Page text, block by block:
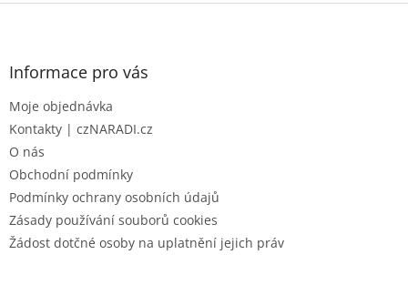
Z
Informace pro vás
Moje objednávka
Kontakty | czNARADI.cz
O nás
Obchodní podmínky
Podmínky ochrany osobních údajů
Zásady používání souborů cookies
Žádost dotčné osoby na uplatnění jejich práv